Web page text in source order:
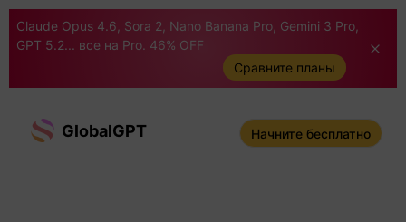
Claude Opus 4.6, Sora 2, Nano Banana Pro, Gemini 3 Pro,
GPT 5.2... все на Pro. 46% OFF
Сравните планы
GlobalGPT Начните бесплатно